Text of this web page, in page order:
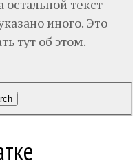
текст
иного. Это
тут об этом.